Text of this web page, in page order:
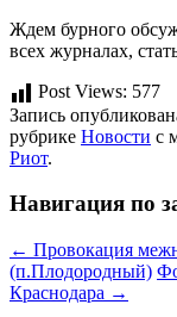
Ждем бурного
всех журналах,
Post Views: 577
Запись
рубрике Новости с
Риот.
Навигация по
← Провокация
(п.Плодородный)
Краснодара →